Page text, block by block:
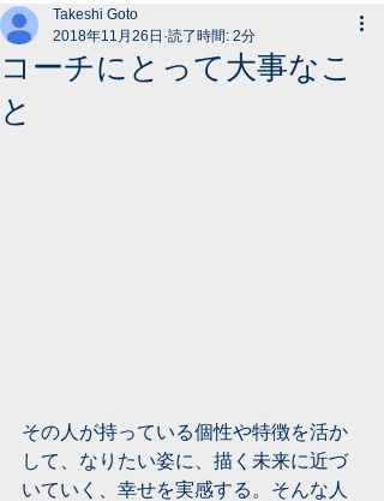
コーチにとって大事なこ
と
Takeshi Goto
2018年11月26日 読了時間: 2分
その人が持っている個性や特徴を活か
して、なりたい姿に、描く未来に近づ
いていく、幸せを実感する。そんな人